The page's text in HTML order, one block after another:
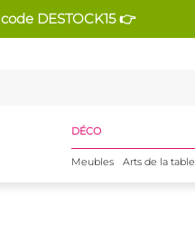
DESTOCK15 👉
DÉCO
Meubles Arts de la table